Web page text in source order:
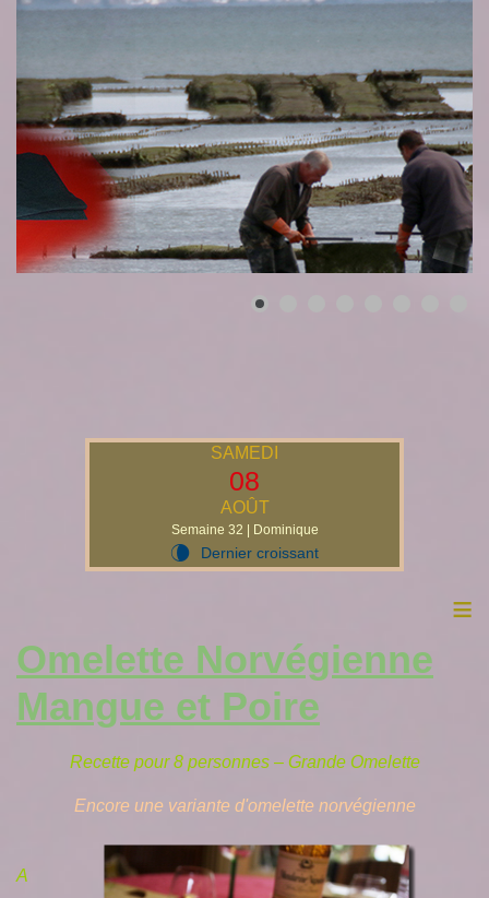
SAMEDI
08
AOÛT
Semaine 32 | Dominique
V Dernier croissant
≡
Omelette Norvégienne
Mangue et Poire
Recette pour 8 personnes – Grande Omelette
Encore une variante d'omelette norvégienne
A